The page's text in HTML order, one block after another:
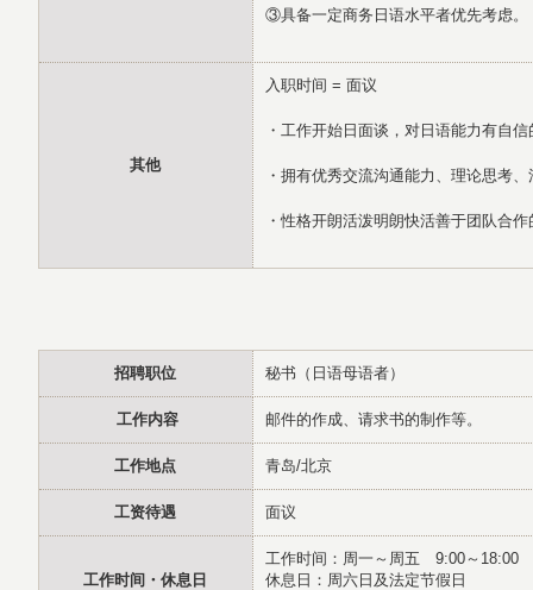
③具备一定商务日语水平者优先考虑。
其他
入职时间 = 面议
・工作开始日面谈，对日语能力有自
・拥有优秀交流沟通能力、理论思考
・性格开朗活泼明朗快活善于团队合
招聘职位 秘书（日语母语者）
工作内容 邮件的作成、请求书的制作等。
工作地点 青岛/北京
工资待遇 面议
工作时间・休息日
工作时间：周一～周五 9:00～18:00
休息日：周六日及法定节假日